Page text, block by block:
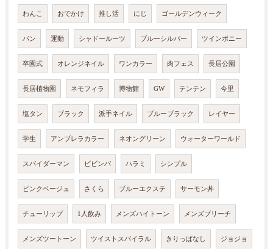
わんこ おでかけ 推し活 にじ ゴールデンウィーク
パン 運動 シャドールーツ ブルーシルバー ツインポニー
卒園式 オレンジネイル ワンカラー 肉フェス 長居公園
長居植物園 ネモフィラ 博物館 GW テンテン 今里
塩タン ブラック 派手ネイル ブルーブラック レイヤー
学生 アンブレラカラー ネオングリーン ウォーターワールド
スパイダーマン ビビンバ ハラミ シンプル
ピンクベージュ さくら ブルーエクステ サーモン丼
チューリップ 1人飲み メンズハイトーン メンズブリーチ
メンズツートーン ツイストスパイラル きりっぱなし ジョジョ